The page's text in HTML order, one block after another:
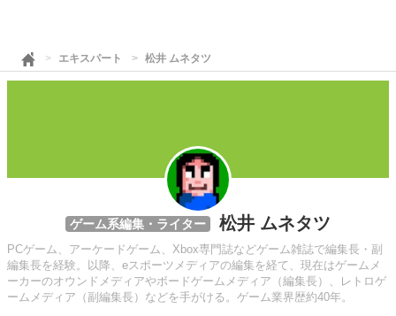
エキスパート 松井 ムネタツ
ゲーム系編集・ライター 松井 ムネタツ
PCゲーム、アーケードゲーム、Xbox専門誌などゲーム雑誌で編集長・副
編集長を経験。以降、eスポーツメディアの編集を経て、現在はゲームメ
ーカーのオウンドメディアやボードゲームメディア（編集長）、レトロゲ
ームメディア（副編集長）などを手がける。ゲーム業界歴約40年。